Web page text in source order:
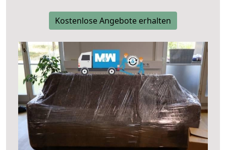
Kostenlose Angebote erhalten